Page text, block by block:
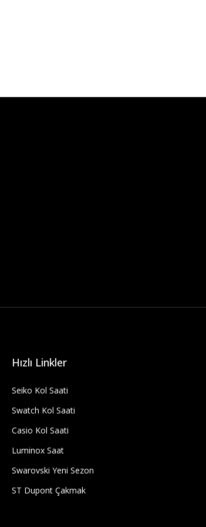
Hızlı Linkler
Seiko Kol Saati
Swatch Kol Saati
Casio Kol Saati
Luminox Saat
Swarovski Yeni Sezon
ST Dupont Çakmak